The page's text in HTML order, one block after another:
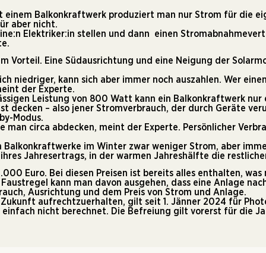
Balkonkraftwerk produziert man nur Strom für die
aber nicht.
Elektriker:in stellen und dann einen
Vorteil. Eine Südausrichtung und eine Neigung der
niedriger, kann sich aber immer noch auszahlen. Wer
der Experte.
Leistung von 800 Watt kann ein Balkonkraftwerk nur
decken – also jener Stromverbrauch, der durch Geräte
Modus.
man circa abdecken, meint der Experte. Persönlicher
Balkonkraftwerke im Winter zwar weniger Strom, aber
Jahresertrags, in der warmen Jahreshälfte die
Euro. Bei diesen Preisen ist bereits alles enthalten,
kann man davon ausgehen, dass eine Anlage
Ausrichtung und dem Preis von Strom und Anlage.
Zukunft aufrechtzuerhalten, gilt seit 1. Jänner 2024 für
nicht berechnet. Die Befreiung gilt vorerst für die